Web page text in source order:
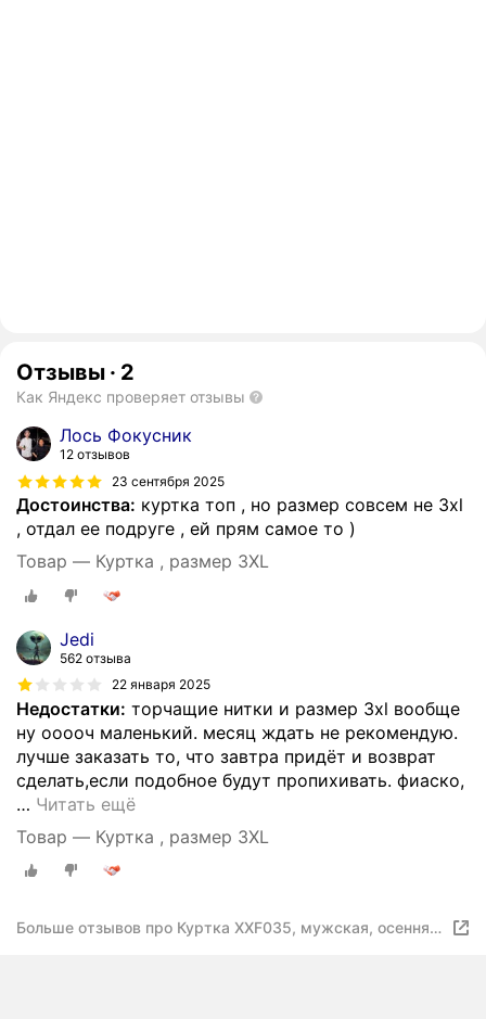
Отзывы · 2
Как Яндекс проверяет отзывы
Лось Фокусник
12 отзывов
23 сентября 2025
Достоинства: куртка топ , но размер совсем не 3xl
, отдал ее подруге , ей прям самое то )
Товар — Куртка , размер 3XL
Jedi
562 отзыва
22 января 2025
Недостатки: торчащие нитки и размер 3xl вообще
ну ооооч маленький. месяц ждать не рекомендую.
лучше заказать то, что завтра придёт и возврат
сделать,если подобное будут пропихивать. фиаско,
… Читать ещё
Товар — Куртка , размер 3XL
Больше отзывов про Куртка XXF035, мужская, осенняя,